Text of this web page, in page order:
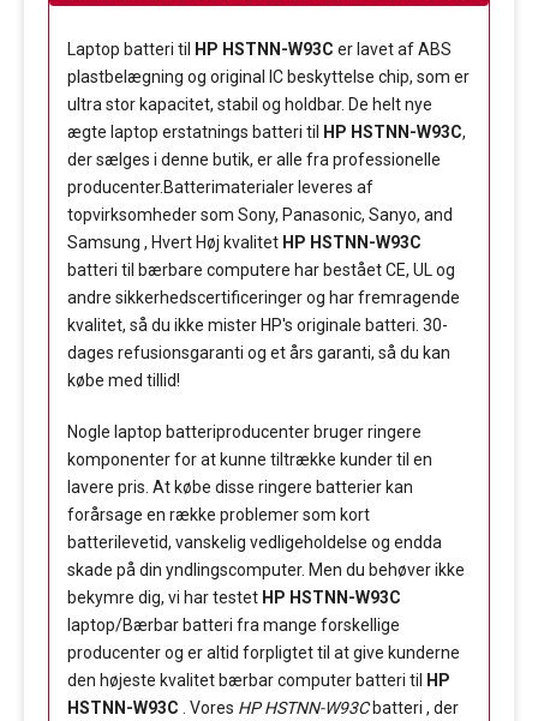
Laptop batteri til HP HSTNN-W93C er lavet af ABS
plastbelægning og original IC beskyttelse chip, som er
ultra stor kapacitet, stabil og holdbar. De helt nye
ægte laptop erstatnings batteri til
HP HSTNN-W93C,
der sælges i denne butik, er alle fra professionelle
producenter.Batterimaterialer leveres af
topvirksomheder som Sony, Panasonic, Sanyo, and
Samsung , Hvert Høj kvalitet HP HSTNN-W93C
batteri til bærbare computere har bestået CE, UL og
andre sikkerhedscertificeringer og har fremragende
kvalitet, så du ikke mister HP's originale batteri. 30-
dages refusionsgaranti og et års garanti, så du kan
købe med tillid!
Nogle laptop batteriproducenter bruger ringere
komponenter for at kunne tiltrække kunder til en
lavere pris. At købe disse ringere batterier kan
forårsage en række problemer som kort
batterilevetid, vanskelig vedligeholdelse og endda
skade på din yndlingscomputer. Men du behøver ikke
bekymre dig, vi har testet HP HSTNN-W93C
laptop/Bærbar batteri fra mange forskellige
producenter og er altid forpligtet til at give kunderne
den højeste kvalitet bærbar computer batteri til
HP
HSTNN-W93C . Vores HP HSTNN-W93Cbatteri , der